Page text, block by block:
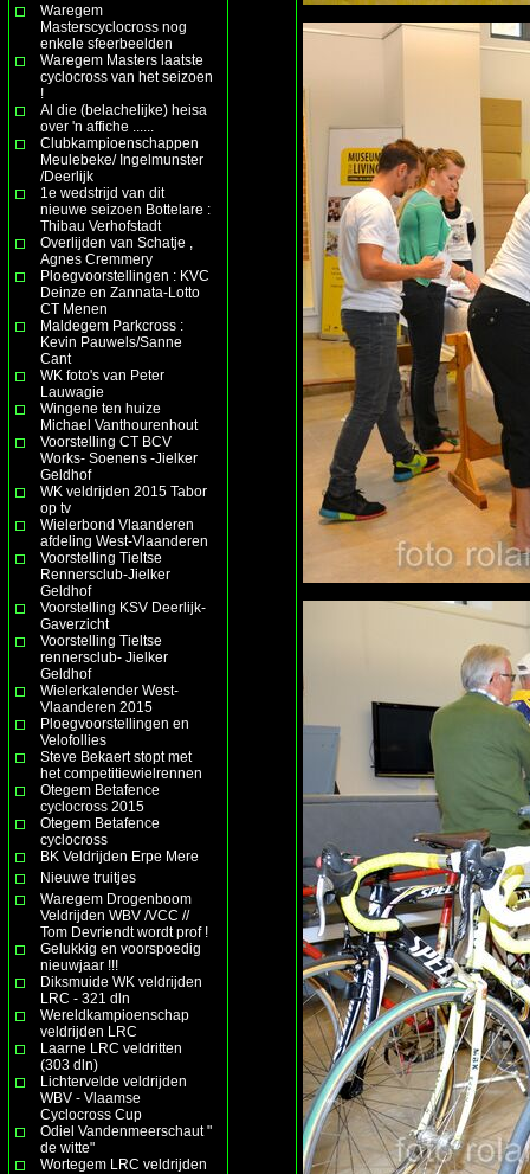
Waregem
Masterscyclocross nog
enkele sfeerbeelden
Waregem Masters laatste
cyclocross van het seizoen
!
Al die (belachelijke) heisa
over 'n affiche ......
Clubkampioenschappen
Meulebeke/ Ingelmunster
/Deerlijk
1e wedstrijd van dit
nieuwe seizoen Bottelare :
Thibau Verhofstadt
Overlijden van Schatje ,
Agnes Cremmery
Ploegvoorstellingen : KVC
Deinze en Zannata-Lotto
CT Menen
Maldegem Parkcross :
Kevin Pauwels/Sanne
Cant
WK foto's van Peter
Lauwagie
Wingene ten huize
Michael Vanthourenhout
Voorstelling CT BCV
Works- Soenens -Jielker
Geldhof
WK veldrijden 2015 Tabor
op tv
Wielerbond Vlaanderen
afdeling West-Vlaanderen
Voorstelling Tieltse
Rennersclub-Jielker
Geldhof
Voorstelling KSV Deerlijk-
Gaverzicht
Voorstelling Tieltse
rennersclub- Jielker
Geldhof
Wielerkalender West-
Vlaanderen 2015
Ploegvoorstellingen en
Velofollies
Steve Bekaert stopt met
het competitiewielrennen
Otegem Betafence
cyclocross 2015
Otegem Betafence
cyclocross
BK Veldrijden Erpe Mere
Nieuwe truitjes
Waregem Drogenboom
Veldrijden WBV /VCC //
Tom Devriendt wordt prof !
Gelukkig en voorspoedig
nieuwjaar !!!
Diksmuide WK veldrijden
LRC - 321 dln
Wereldkampioenschap
veldrijden LRC
Laarne LRC veldritten
(303 dln)
Lichtervelde veldrijden
WBV - Vlaamse
Cyclocross Cup
Odiel Vandenmeerschaut "
de witte"
Wortegem LRC veldrijden